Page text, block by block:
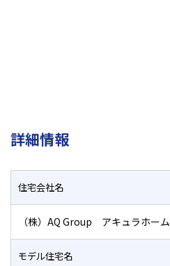
詳細情報
住宅会社名
（株）AQ Group アキュラホーム
モデル住宅名